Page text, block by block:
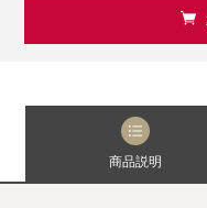
商品説明